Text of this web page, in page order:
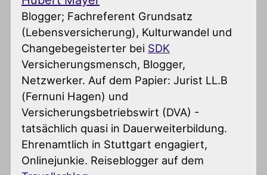
Blogger; Fachreferent Grundsatz
(Lebensversicherung), Kulturwandel und
Changebegeisterter bei SDK
Versicherungsmensch, Blogger,
Netzwerker. Auf dem Papier: Jurist LL.B
(Fernuni Hagen) und
Versicherungsbetriebswirt (DVA) -
tatsächlich quasi in Dauerweiterbildung.
Ehrenamtlich in Stuttgart engagiert,
Onlinejunkie. Reiseblogger auf dem